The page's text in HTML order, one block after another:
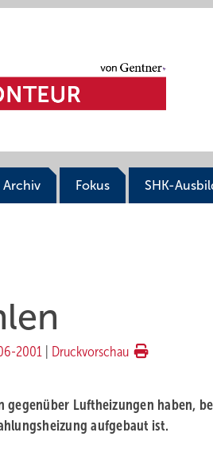
Archiv Fokus SHK-
2001 Druckvorschau
gegenüber Luftheizungen haben,
aufgebaut ist.